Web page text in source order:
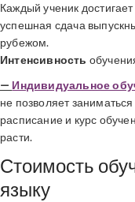
Каждый ученик
успешная сдача
рубежом.
Интенсивность
— Индивидуальное
не позволяет
расписание и курс
расти.
Стоимость
языку